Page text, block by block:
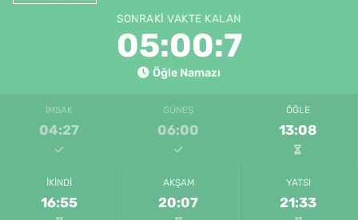
SONRAKI VAKTE KALAN
05:00:7
Öğle Namazı
İMSAK
04:27
GÜNEŞ
06:00
ÖĞLE
13:08
İKINDI
16:55
AKŞAM
20:07
YATSI
21:33